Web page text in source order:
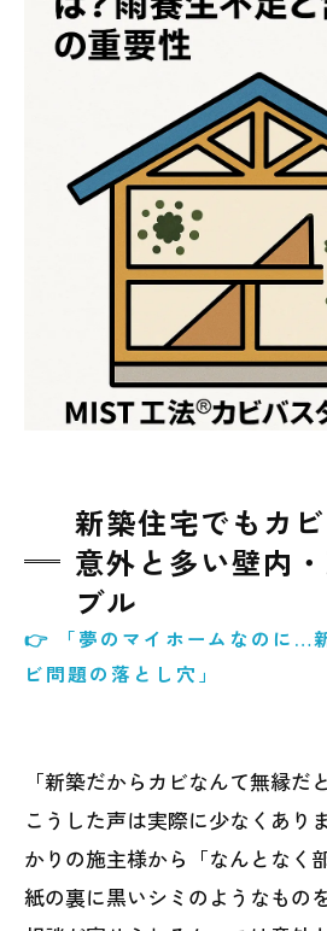
新築時に施主ができるチェ
もし壁内や天井裏でカビ
まとめ：新築こそ湿気管理
守るカギ🔑
新築住宅でもカ
意外と多い壁内
ブル
👉 「夢のマイホームなのに…
ビ問題の落とし穴」
「新築だからカビなんて無縁だ
こうした声は実際に少なくあり
かりの施主様から「なんとなく
紙の裏に黒いシミのようなもの